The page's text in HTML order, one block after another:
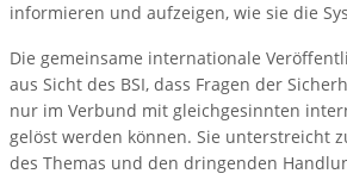
informieren und aufzeigen, wie sie die
Die gemeinsame internationale
aus Sicht des BSI, dass Fragen der
nur im Verbund mit gleichgesinnten
gelöst werden können. Sie unterstreicht
des Themas und den dringenden